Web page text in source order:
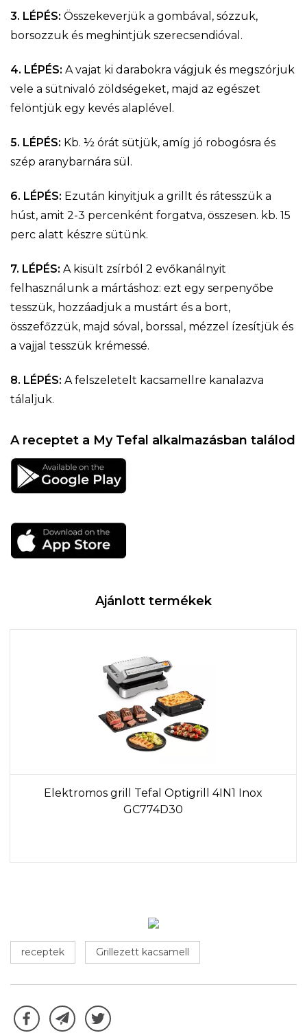
3. LÉPÉS: Összekeverjük a gombával, sózzuk,
borsozzuk és meghintjük szerecsendióval.
4. LÉPÉS: A vajat ki darabokra vágjuk és megszórjuk
vele a sütnivaló zöldségeket, majd az egészet
felöntjük egy kevés alaplével.
5. LÉPÉS: Kb. ½ órát sütjük, amíg jó robogósra és
szép aranybarnára sül.
6. LÉPÉS: Ezután kinyitjuk a grillt és rátesszük a
húst, amit 2-3 percenként forgatva, összesen. kb. 15
perc alatt készre sütünk.
7. LÉPÉS: A kisült zsírból 2 evőkanálnyit
felhasználunk a mártáshoz: ezt egy serpenyőbe
tesszük, hozzáadjuk a mustárt és a bort,
összefőzzük, majd sóval, borssal, mézzel ízesítjük és
a vajjal tesszük krémessé.
8. LÉPÉS: A felszeletelt kacsamellre kanalazva
tálaljuk.
A receptet a My Tefal alkalmazásban találod
Ajánlott termékek
Elektromos grill Tefal Optigrill 4IN1 Inox
GC774D30
receptek Grillezett kacsamell